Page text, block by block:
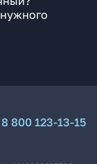
8 800 123-13-15